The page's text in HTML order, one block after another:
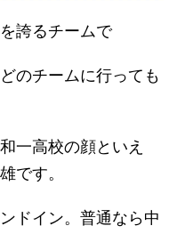
誇るチームで
のチームに行っても
一高校の顔といえ
です。
ドイン。普通なら中